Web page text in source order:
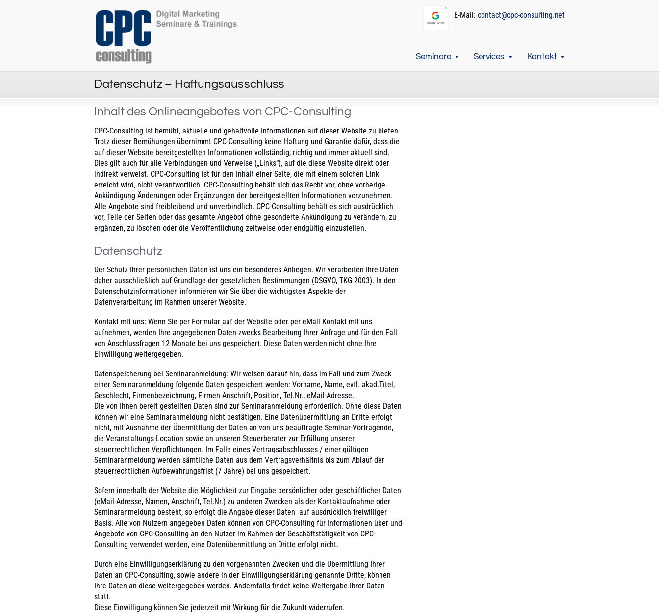
E-Mail: contact@cpc-consulting.net
Seminare Services Kontakt
Datenschutz – Haftungsausschluss
Inhalt des Onlineangebotes von CPC-Consulting
CPC-Consulting ist bemüht, aktuelle und gehaltvolle Informationen auf dieser Website zu bieten.
Trotz dieser Bemühungen übernimmt CPC-Consulting keine Haftung und Garantie dafür, dass die
auf dieser Website bereitgestellten Informationen vollständig, richtig und immer aktuell sind.
Dies gilt auch für alle Verbindungen und Verweise („Links“), auf die diese Website direkt oder
indirekt verweist. CPC-Consulting ist für den Inhalt einer Seite, die mit einem solchen Link
erreicht wird, nicht verantwortlich. CPC-Consulting behält sich das Recht vor, ohne vorherige
Ankündigung Änderungen oder Ergänzungen der bereitgestellten Informationen vorzunehmen.
Alle Angebote sind freibleibend und unverbindlich. CPC-Consulting behält es sich ausdrücklich
vor, Teile der Seiten oder das gesamte Angebot ohne gesonderte Ankündigung zu verändern, zu
ergänzen, zu löschen oder die Veröffentlichung zeitweise oder endgültig einzustellen.
Datenschutz
Der Schutz Ihrer persönlichen Daten ist uns ein besonderes Anliegen. Wir verarbeiten Ihre Daten
daher ausschließlich auf Grundlage der gesetzlichen Bestimmungen (DSGVO, TKG 2003). In den
Datenschutzinformationen informieren wir Sie über die wichtigsten Aspekte der
Datenverarbeitung im Rahmen unserer Website.
Kontakt mit uns: Wenn Sie per Formular auf der Website oder per eMail Kontakt mit uns
aufnehmen, werden Ihre angegebenen Daten zwecks Bearbeitung Ihrer Anfrage und für den Fall
von Anschlussfragen 12 Monate bei uns gespeichert. Diese Daten werden nicht ohne Ihre
Einwilligung weitergegeben.
Datenspeicherung bei Seminaranmeldung: Wir weisen darauf hin, dass im Fall und zum Zweck
einer Seminaranmeldung folgende Daten gespeichert werden: Vorname, Name, evtl. akad.Titel,
Geschlecht, Firmenbezeichnung, Firmen-Anschrift, Position, Tel.Nr., eMail-Adresse.
Die von Ihnen bereit gestellten Daten sind zur Seminaranmeldung erforderlich. Ohne diese Daten
können wir eine Seminaranmeldung nicht bestätigen. Eine Datenübermittlung an Dritte erfolgt
nicht, mit Ausnahme der Übermittlung der Daten an von uns beauftragte Seminar-Vortragende,
die Veranstaltungs-Location sowie an unseren Steuerberater zur Erfüllung unserer
steuerrechtlichen Verpflichtungen. Im Falle eines Vertragsabschlusses / einer gültigen
Seminaranmeldung werden sämtliche Daten aus dem Vertragsverhältnis bis zum Ablauf der
steuerrechtlichen Aufbewahrungsfrist (7 Jahre) bei uns gespeichert.
Sofern innerhalb der Website die Möglichkeit zur Eingabe persönlicher oder geschäftlicher Daten
(eMail-Adresse, Namen, Anschrift, Tel.Nr.) zu anderen Zwecken als der Kontaktaufnahme oder
Seminaranmeldung besteht, so erfolgt die Angabe dieser Daten auf ausdrücklich freiwilliger
Basis. Alle von Nutzern angegeben Daten können von CPC-Consulting für Informationen über und
Angebote von CPC-Consulting an den Nutzer im Rahmen der Geschäftstätigkeit von CPC-
Consulting verwendet werden, eine Datenübermittlung an Dritte erfolgt nicht.
Durch eine Einwilligungserklärung zu den vorgenannten Zwecken und die Übermittlung Ihrer
Daten an CPC-Consulting, sowie andere in der Einwilligungserklärung genannte Dritte, können
Ihre Daten an diese weitergegeben werden. Andernfalls findet keine Weitergabe Ihrer Daten
statt.
Diese Einwilligung können Sie jederzeit mit Wirkung für die Zukunft widerrufen.